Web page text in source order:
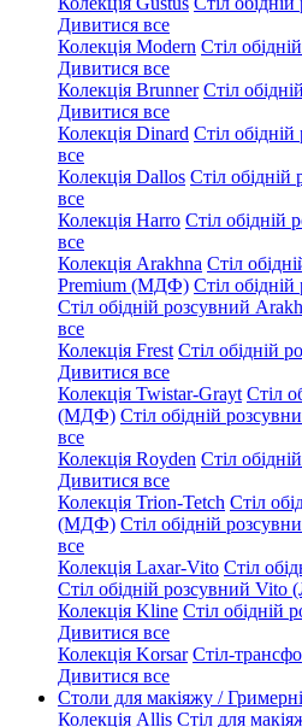
Дивитися все
Колекція Modern Стіл
Дивитися все
Колекція Brunner Стіл
Дивитися все
Колекція Dinard Стіл
все
Колекція Dallos Стіл
все
Колекція Harro Стіл обідній
все
Колекція Arakhna Стіл
Premium (МДФ) Стіл
Стіл обідній розсувний
все
Колекція Frest Стіл обідній
Дивитися все
Колекція Twistar-Grayt Стіл
(МДФ) Стіл обідній
все
Колекція Royden Стіл
Дивитися все
Колекція Trion-Tetch Стіл
(МДФ) Стіл обідній
все
Колекція Laxar-Vito Стіл
Стіл обідній розсувний
Колекція Kline Стіл
Дивитися все
Колекція Korsar Стіл-
Дивитися все
Столи для макіяжу /
Колекція Allis Стіл для